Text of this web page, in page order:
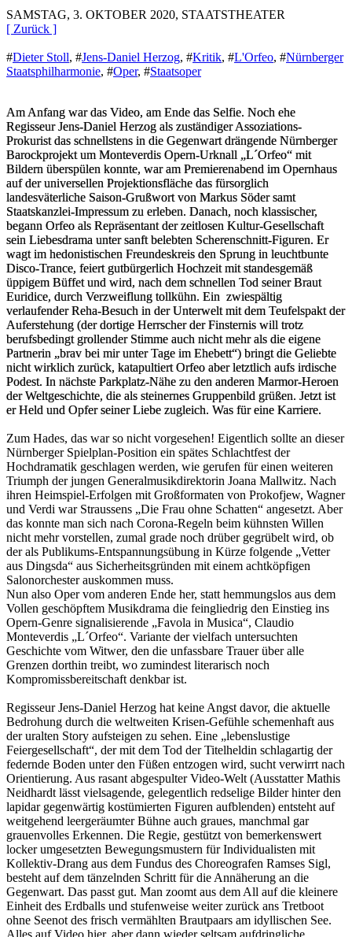
SAMSTAG, 3. OKTOBER 2020, STAATSTHEATER
[ Zurück ]
#Dieter Stoll, #Jens-Daniel Herzog, #Kritik, #L'Orfeo, #Nürnberger
Staatsphilharmonie, #Oper, #Staatsoper
Am Anfang war das Video, am Ende das Selfie. Noch ehe
Regisseur Jens-Daniel Herzog als zuständiger Assoziations-
Prokurist das schnellstens in die Gegenwart drängende Nürnberger
Barockprojekt um Monteverdis Opern-Urknall „L´Orfeo“ mit
Bildern überspülen konnte, war am Premierenabend im Opernhaus
auf der universellen Projektionsfläche das fürsorglich
landesväterliche Saison-Grußwort von Markus Söder samt
Staatskanzlei-Impressum zu erleben. Danach, noch klassischer,
begann Orfeo als Repräsentant der zeitlosen Kultur-Gesellschaft
sein Liebesdrama unter sanft belebten Scherenschnitt-Figuren. Er
wagt im hedonistischen Freundeskreis den Sprung in leuchtbunte
Disco-Trance, feiert gutbürgerlich Hochzeit mit standesgemäß
üppigem Büffet und wird, nach dem schnellen Tod seiner Braut
Euridice, durch Verzweiflung tollkühn. Ein zwiespältig
verlaufender Reha-Besuch in der Unterwelt mit dem Teufelspakt der
Auferstehung (der dortige Herrscher der Finsternis will trotz
berufsbedingt grollender Stimme auch nicht mehr als die eigene
Partnerin „brav bei mir unter Tage im Ehebett“) bringt die Geliebte
nicht wirklich zurück, katapultiert Orfeo aber letztlich aufs irdische
Podest. In nächste Parkplatz-Nähe zu den anderen Marmor-Heroen
der Weltgeschichte, die als steinernes Gruppenbild grüßen. Jetzt ist
er Held und Opfer seiner Liebe zugleich. Was für eine Karriere.
Zum Hades, das war so nicht vorgesehen! Eigentlich sollte an dieser
Nürnberger Spielplan-Position ein spätes Schlachtfest der
Hochdramatik geschlagen werden, wie gerufen für einen weiteren
Triumph der jungen Generalmusikdirektorin Joana Mallwitz. Nach
ihren Heimspiel-Erfolgen mit Großformaten von Prokofjew, Wagner
und Verdi war Straussens „Die Frau ohne Schatten“ angesetzt. Aber
das konnte man sich nach Corona-Regeln beim kühnsten Willen
nicht mehr vorstellen, zumal grade noch drüber gegrübelt wird, ob
der als Publikums-Entspannungsübung in Kürze folgende „Vetter
aus Dingsda“ aus Sicherheitsgründen mit einem achtköpfigen
Salonorchester auskommen muss.
Nun also Oper vom anderen Ende her, statt hemmungslos aus dem
Vollen geschöpftem Musikdrama die feingliedrig den Einstieg ins
Opern-Genre signalisierende „Favola in Musica“, Claudio
Monteverdis „L´Orfeo“. Variante der vielfach untersuchten
Geschichte vom Witwer, den die unfassbare Trauer über alle
Grenzen dorthin treibt, wo zumindest literarisch noch
Kompromissbereitschaft denkbar ist.
Regisseur Jens-Daniel Herzog hat keine Angst davor, die aktuelle
Bedrohung durch die weltweiten Krisen-Gefühle schemenhaft aus
der uralten Story aufsteigen zu sehen. Eine „lebenslustige
Feiergesellschaft“, der mit dem Tod der Titelheldin schlagartig der
federnde Boden unter den Füßen entzogen wird, sucht verwirrt nach
Orientierung. Aus rasant abgespulter Video-Welt (Ausstatter Mathis
Neidhardt lässt vielsagende, gelegentlich redselige Bilder hinter den
lapidar gegenwärtig kostümierten Figuren aufblenden) entsteht auf
weitgehend leergeräumter Bühne auch graues, manchmal gar
grauenvolles Erkennen. Die Regie, gestützt von bemerkenswert
locker umgesetzten Bewegungsmustern für Individualisten mit
Kollektiv-Drang aus dem Fundus des Choreografen Ramses Sigl,
besteht auf dem tänzelnden Schritt für die Annäherung an die
Gegenwart. Das passt gut. Man zoomt aus dem All auf die kleinere
Einheit des Erdballs und stufenweise weiter zurück ans Tretboot
ohne Seenot des frisch vermählten Brautpaars am idyllischen See.